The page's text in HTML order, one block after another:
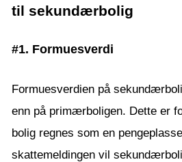
til sekundærbolig
#1. Formuesverdi
Formuesverdien på
enn på primærboligen. Dette er
bolig regnes som en
skattemeldingen vil